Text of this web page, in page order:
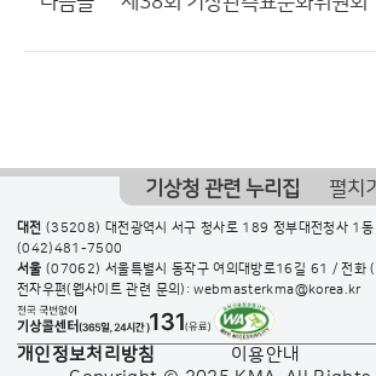
기상청 관련 누리집 펼치기
대전 (35208) 대전광역시 서구 청사로 189 정부대전청사 1
(042)481-7500
서울 (07062) 서울특별시 동작구 여의대방로16길 61 / 전화
전자우편(웹사이트 관련 문의): webmasterkma@korea.kr
개인정보처리방침 이용안내